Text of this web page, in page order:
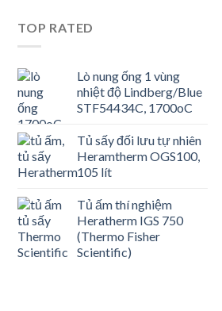
TOP RATED
Lò nung ống 1 vùng
nhiệt độ Lindberg/Blue
STF54434C, 1700oC
Tủ sấy đối lưu tự nhiên
Heramtherm OGS100,
105 lít
Tủ ấm thí nghiệm
Heratherm IGS 750
(Thermo Fisher
Scientific)